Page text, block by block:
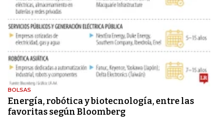
BOLSAS
Energía, robótica y biotecnología, entre las
favoritas según Bloomberg